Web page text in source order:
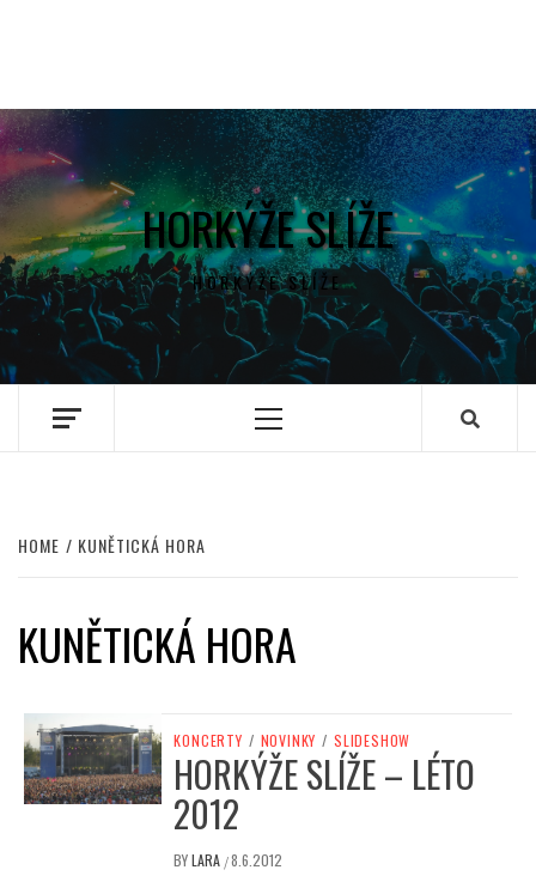
HORKÝŽE SLÍŽE
HORKÝŽE SLÍŽE
Primary
HOME KUNĚTICKÁ HORA
KUNĚTICKÁ HORA
KONCERTY / NOVINKY / SLIDESHOW
HORKÝŽE SLÍŽE – LÉTO
2012
BYLARA /8.6.2012